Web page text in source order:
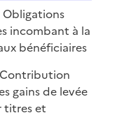
Obligations
incombant à la
bénéficiaires
gains de levée
titres et